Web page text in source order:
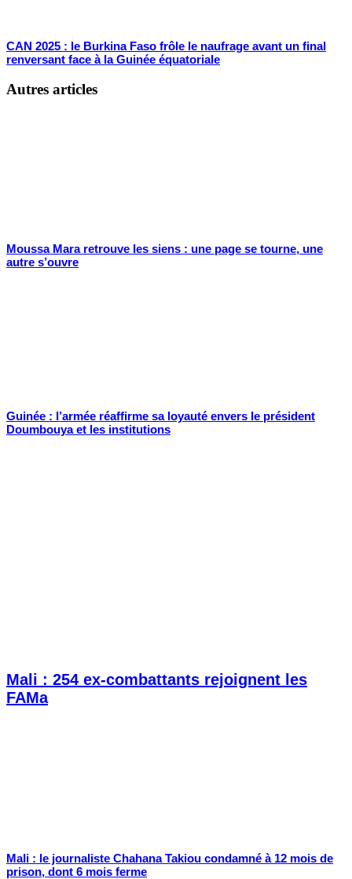
CAN 2025 : le Burkina Faso frôle le naufrage avant un final
renversant face à la Guinée équatoriale
Autres articles
Moussa Mara retrouve les siens : une page se tourne, une
autre s’ouvre
Guinée : l’armée réaffirme sa loyauté envers le président
Doumbouya et les institutions
Mali : 254 ex-combattants rejoignent les
FAMa
Mali : le journaliste Chahana Takiou condamné à 12 mois de
prison, dont 6 mois ferme